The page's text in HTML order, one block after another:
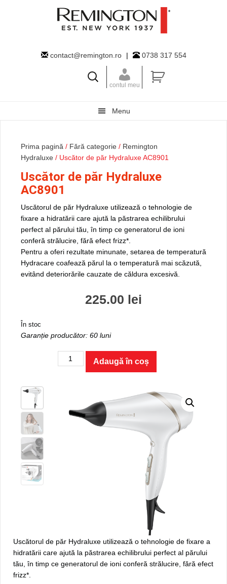
contact@remington.ro
| 0738 317 554
contul meu
Menu
Prima pagină / Fără categorie / Remington
Hydraluxe / Uscător de păr Hydraluxe AC8901
Uscător de păr Hydraluxe
AC8901
Uscătorul de păr Hydraluxe utilizează o tehnologie de
fixare a hidratării care ajută la păstrarea echilibrului
perfect al părului tău, în timp ce generatorul de ioni
conferă strălucire, fără efect frizz*.
Pentru a oferi rezultate minunate, setarea de temperatură
Hydracare coafează părul la o temperatură mai scăzută,
evitând deteriorările cauzate de căldura excesivă.
225.00 lei
În stoc
Garanție producător: 60 luni
Cantitate
Uscător
AC8901
Adaugă în coș
Uscătorul de păr Hydraluxe utilizează o tehnologie de fixare a
hidratării care ajută la păstrarea echilibrului perfect al părului
tău, în timp ce generatorul de ioni conferă strălucire, fără efect
frizz*.